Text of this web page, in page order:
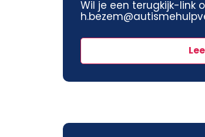
Wil je een terugkijk-link